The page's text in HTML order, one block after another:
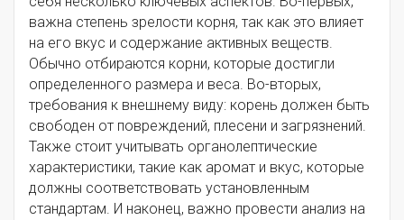
важна степень зрелости корня, так как это влияет
на его вкус и содержание активных веществ.
Обычно отбираются корни, которые достигли
определенного размера и веса. Во-вторых,
требования к внешнему виду: корень должен быть
свободен от повреждений, плесени и загрязнений.
Также стоит учитывать органолептические
характеристики, такие как аромат и вкус, которые
должны соответствовать установленным
стандартам. И наконец, важно провести анализ на